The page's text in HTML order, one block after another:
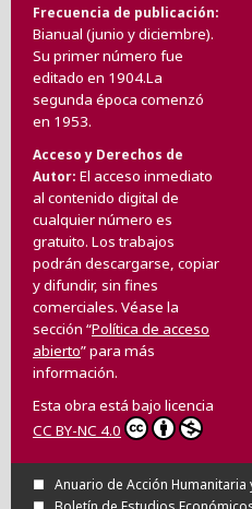
Frecuencia de publicación
Bianual (junio y diciembre).
Su primer número fue
editado en 1904.La
segunda época comenzó
en 1953.
Acceso y Derechos de
Autor El acceso inmediato
al contenido digital de
cualquier número es
gratuito. Los trabajos
podrán descargarse, copiar
y difundir, sin fines
comerciales. Véase la
sección “Política de acceso
abierto” para más
información.
Esta obra está bajo licencia
CC BY-NC 4.0
Anuario de Acción Humanitaria